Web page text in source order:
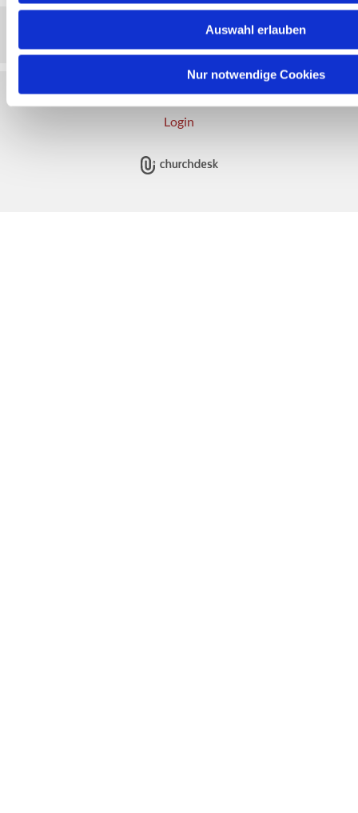
Auswahl erlauben
Nur notwendige Cookies
Impressum Datenschutzerklärung
ChurchDesk-
Login